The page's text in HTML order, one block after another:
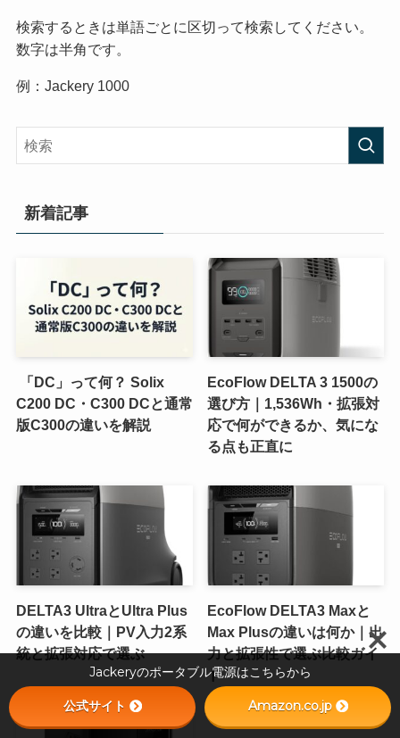
検索するときは単語ごとに区切って検索してください。
数字は半角です。
例：Jackery 1000
新着記事
「DC」って何？ Solix
C200 DC・C300 DCと通常
版C300の違いを解説
EcoFlow DELTA 3 1500の
選び方｜1,536Wh・拡張対
応で何ができるか、気にな
る点も正直に
DELTA3 UltraとUltra Plus
の違いを比較｜PV入力2系
統と拡張対応で選ぶ
EcoFlow DELTA3 Maxと
Max Plusの違いは何か｜出
力と拡張性で選ぶ比較ガイ
ド
Jackeryのポータブル電源はこちらから
公式サイト Amazon.co.jp